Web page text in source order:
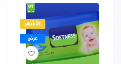
الأشهر
عرض